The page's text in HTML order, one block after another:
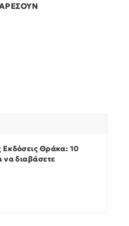
Εκδόσεις Θράκα: 10
να διαβάσετε